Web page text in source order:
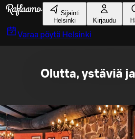
Siirry pääsisältöön
Sijainti
Helsinki
Kirjaudu
Varaa pöytä Helsinki
Olutta, ystäviä